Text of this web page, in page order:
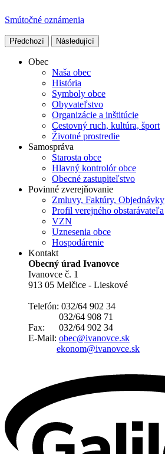
Smútočné oznámenia
Předchozí Následující
Obec
Naša obec
História
Symboly obce
Obyvateľstvo
Organizácie a inštitúcie
Cestovný ruch, kultúra, šport
Životné prostredie
Samospráva
Starosta obce
Hlavný kontrolór obce
Obecné zastupiteľstvo
Povinné zverejňovanie
Zmluvy, Faktúry, Objednávky
Profil verejného obstarávateľa
VZN
Uznesenia obce
Hospodárenie
Kontakt
Obecný úrad Ivanovce
Ivanovce č. 1
913 05 Melčice - Lieskové
Telefón: 032/64 902 34
032/64 908 71
Fax: 032/64 902 34
E-Mail: obec@ivanovce.sk
ekonom@ivanovce.sk